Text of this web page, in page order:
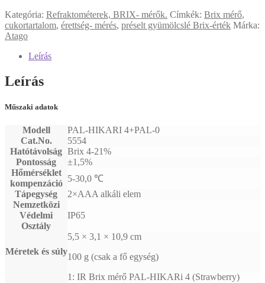
Kategória: Refraktométerek, BRIX- mérők. Címkék: Brix mérő,
cukortartalom, érettség- mérés, préselt gyümölcslé Brix-érték Márka:
Atago
Leírás
Leírás
Műszaki adatok
Modell
PAL-HIKARI 4+PAL-0
Cat.No.
5554
Hatótávolság Brix 4-21%
Pontosság
±1,5%
Hőmérséklet
kompenzáció 5-30,0 ℃
Tápegység
2×AAA alkáli elem
Nemzetközi
Védelmi
Osztály
IP65
Méretek és súly
5,5 × 3,1 × 10,9 cm
100 g (csak a fő egység)
1: IR Brix mérő PAL-HIKARi 4 (Strawberry)